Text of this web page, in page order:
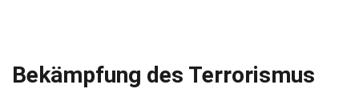
Bekämpfung des Terrorismus